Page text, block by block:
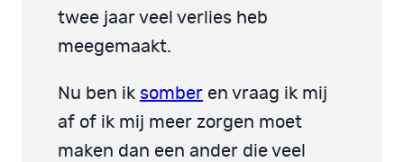
twee jaar veel verlies heb
meegemaakt.
Nu ben ik somber en vraag ik mij
af of ik mij meer zorgen moet
maken dan een ander die veel